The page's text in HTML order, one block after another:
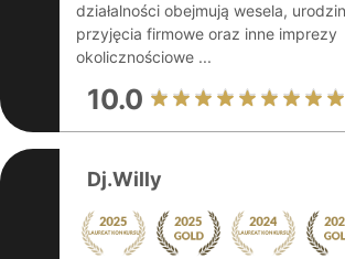
działalności obejmują wesela,
przyjęcia firmowe oraz inne imprezy
okolicznościowe ...
10.0
Dj.Willy